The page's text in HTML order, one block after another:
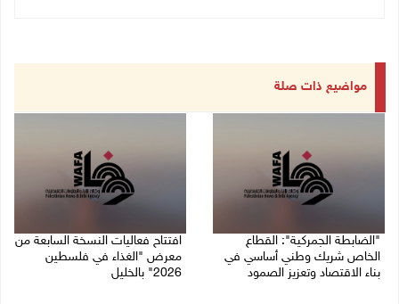
مواضيع ذات صلة
"الضابطة الجمركية": القطاع
الخاص شريك وطني أساسي في
بناء الاقتصاد وتعزيز الصمود
افتتاح فعاليات النسخة السابعة من
معرض "الغذاء في فلسطين
2026" بالخليل